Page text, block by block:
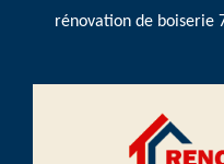
rénovation de boiserie